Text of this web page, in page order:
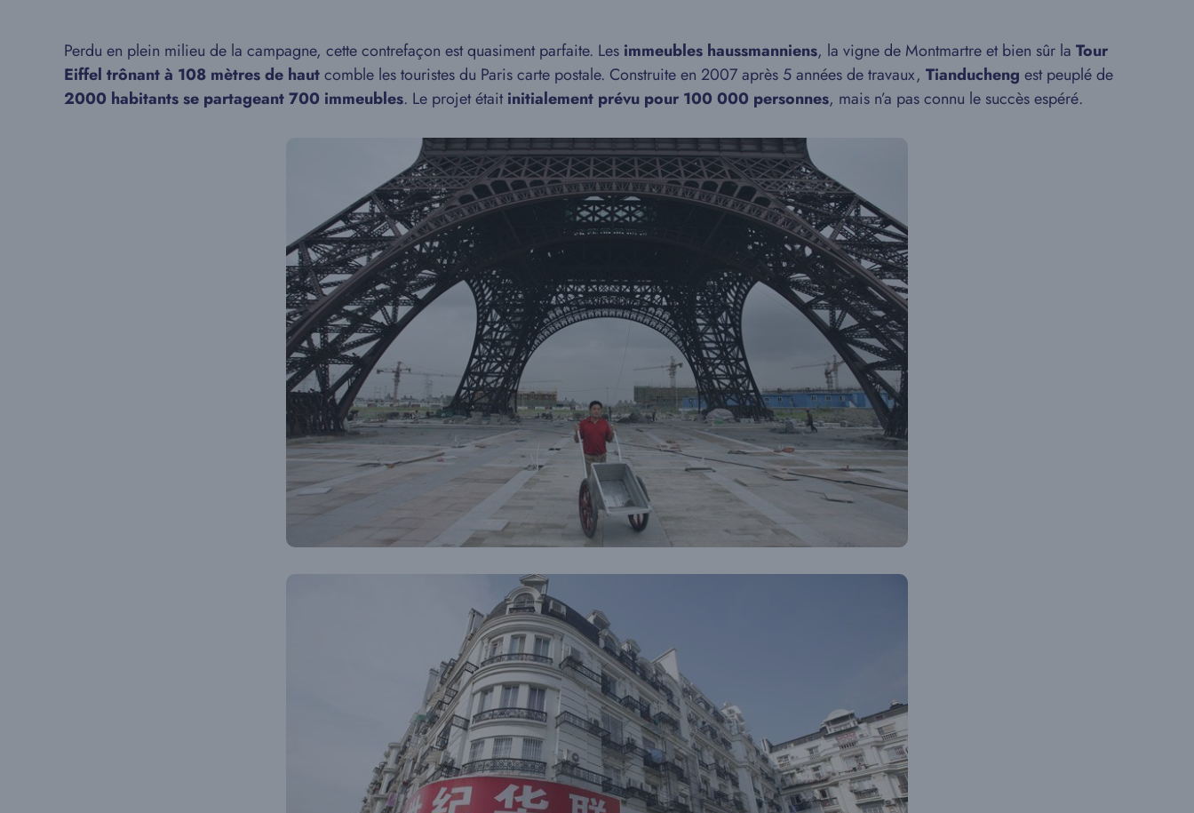
Perdu en plein milieu de la campagne, cette contrefaçon est quasiment parfaite. Les immeubles haussmanniens, la vigne de Montmartre et bien sûr la Tour
Eiffel trônant à 108 mètres de hautcomble les touristes du Paris carte postale. Construite en 2007 après 5 années de travaux, Tianducheng est peuplé de
2000 habitants se partageant 700 immeubles. Le projet étaitinitialement prévu pour 100 000 personnes, mais n’a pas connu le succès espéré.